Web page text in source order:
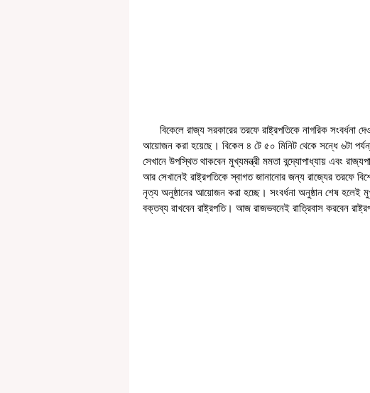
আয়োজন করা হয়েছে। বিকেল ৪ টে ৫০ মিনিট থেকে সন্ধে ৬টা
সেখানে উপস্থিত থাকবেন মুখ্যমন্ত্রী মমতা বন্দ্যোপাধ্যায় এবং
আর সেখানেই রাষ্ট্রপতিকে স্বাগত জানানোর জন্য রাজ্যের তরফে
নৃত্য অনুষ্ঠানের আয়োজন করা হচ্ছে। সংবর্ধনা অনুষ্ঠান শেষ হলেই
বক্তব্য রাখবেন রাষ্ট্রপতি। আজ রাজভবনেই রাত্রিবাস করবেন